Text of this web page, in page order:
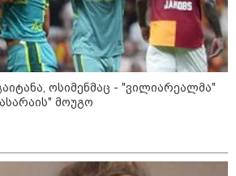
ოსიმენმაც - "ვილიარეალმა"
მოუგო